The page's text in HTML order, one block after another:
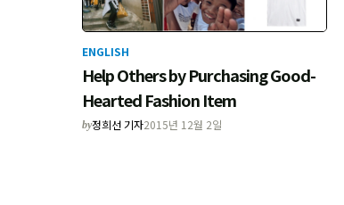
ENGLISH
Help Others by Purchasing Good-
Hearted Fashion Item
by정희선 기자2015년 12월 2일